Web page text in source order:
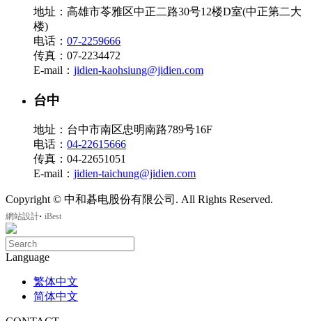
地址：高雄市苓雅区中正二路30号12楼D室(中正第二大
楼)
电话： 07-2259666
传真：07-2234472
E-mail： jidien-kaohsiung@jidien.com
台中
地址：台中市南区忠明南路789号16F
电话： 04-22615666
传真：04-22651051
E-mail： jidien-taichung@jidien.com
Copyright © 中和碁电股份有限公司. All Rights Reserved.
網站設計‧ iBest
Language
繁体中文
简体中文